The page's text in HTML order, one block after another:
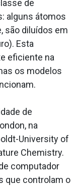
de
alguns átomos
são diluídos em
Esta
eficiente na
os modelos
de
na
University of
Chemistry.
computador
que controlam o